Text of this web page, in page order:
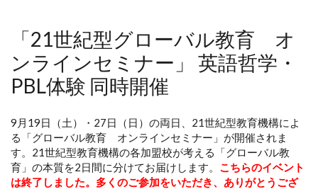
「21世紀型グローバル教育 オ
ンラインセミナー」 英語哲学・
PBL体験 同時開催
9月19日（土）・27日（日）の両日、21世紀型教育機構によ
る「グローバル教育 オンラインセミナー」が開催されま
す。21世紀型教育機構の各加盟校が考える「グローバル教
育」の本質を2日間に分けてお届けします。
こちらのイベント
は終了しました。多くのご参加をいただき、ありがとうござ